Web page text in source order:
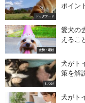
ドッグフード
ポイン
去勢・避妊
愛犬の
えるこ
しつけ
犬がト
策を解
犬がト